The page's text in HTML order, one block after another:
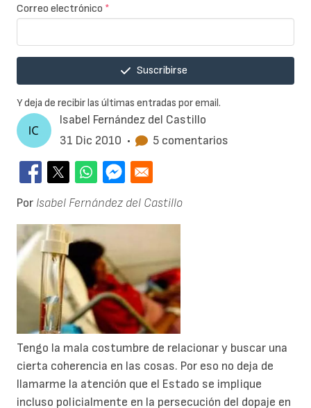
Isabel Fernández del Castillo
31 Dic 2010 • 5 comentarios
Por Isabel Fernández del Castillo
Tengo la mala costumbre de relacionar y buscar una
cierta coherencia en las cosas. Por eso no deja de
llamarme la atención que el Estado se implique
incluso policialmente en la persecución del dopaje en
Correo electrónico *
Suscribirse
Y deja de recibir las últimas entradas por email.